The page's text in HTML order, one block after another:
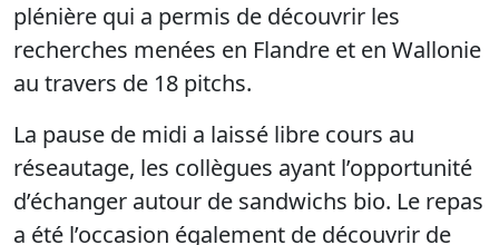
plénière qui a permis de découvrir les
recherches menées en Flandre et en Wallonie
au travers de 18 pitchs.
La pause de midi a laissé libre cours au
réseautage, les collègues ayant l’opportunité
d’échanger autour de sandwichs bio. Le repas
a été l’occasion également de découvrir de